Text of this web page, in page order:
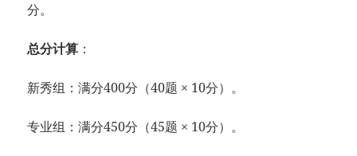
分。
总分计算 ：
新秀组：满分400分（40题 × 10分）。
专业组：满分450分（45题 × 10分）。